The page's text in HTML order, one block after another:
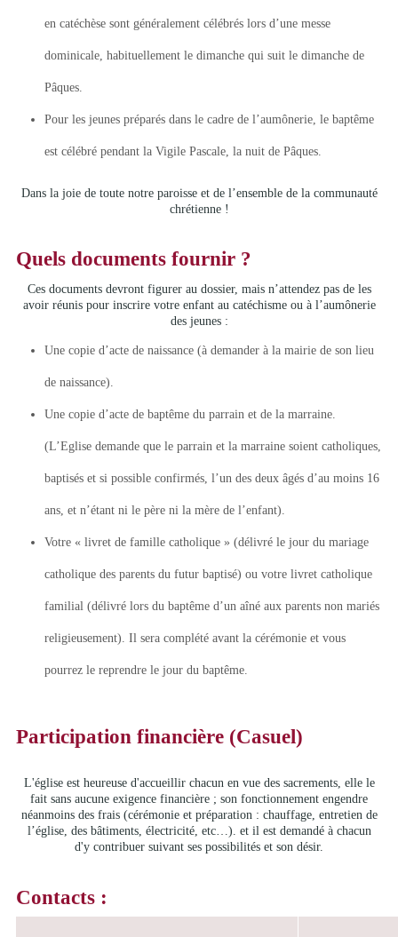
en catéchèse sont généralement célébrés lors d’une messe
dominicale, habituellement le dimanche qui suit le dimanche de
Pâques.
Pour les jeunes préparés dans le cadre de l’aumônerie, le baptême
est célébré pendant la Vigile Pascale, la nuit de Pâques.
Dans la joie de toute notre paroisse et de l’ensemble de la communauté
chrétienne !
Quels documents fournir ?
Ces documents devront figurer au dossier, mais n’attendez pas de les
avoir réunis pour inscrire votre enfant au catéchisme ou à l’aumônerie
des jeunes :
Une copie d’acte de naissance (à demander à la mairie de son lieu
de naissance).
Une copie d’acte de baptême du parrain et de la marraine.
(L’Eglise demande que le parrain et la marraine soient catholiques,
baptisés et si possible confirmés, l’un des deux âgés d’au moins 16
ans, et n’étant ni le père ni la mère de l’enfant).
Votre « livret de famille catholique » (délivré le jour du mariage
catholique des parents du futur baptisé) ou votre livret catholique
familial (délivré lors du baptême d’un aîné aux parents non mariés
religieusement). Il sera complété avant la cérémonie et vous
pourrez le reprendre le jour du baptême.
Participation financière (Casuel)
L'église est heureuse d'accueillir chacun en vue des sacrements, elle le
fait sans aucune exigence financière ; son fonctionnement engendre
néanmoins des frais (cérémonie et préparation : chauffage, entretien de
l’église, des bâtiments, électricité, etc…). et il est demandé à chacun
d'y contribuer suivant ses possibilités et son désir.
Contacts :